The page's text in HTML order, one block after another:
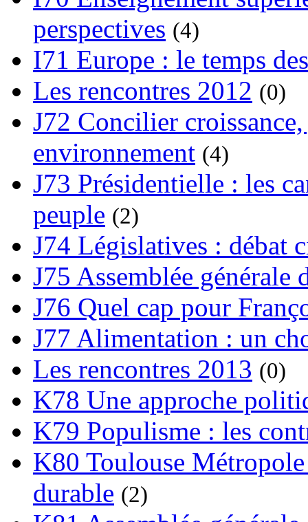
perspectives (4)
I71 Europe : le temps
Les rencontres 2012 (0)
J72 Concilier
environnement (4)
J73 Présidentielle : les
peuple (2)
J74 Législatives : débat
J75 Assemblée générale
J76 Quel cap pour
J77 Alimentation : un
Les rencontres 2013 (0)
K78 Une approche
K79 Populisme : les
K80 Toulouse
durable (2)